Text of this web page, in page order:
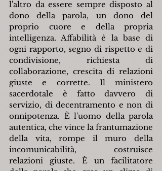
l'altro da essere sempre disposto al
dono della parola, un dono del
proprio cuore e della propria
intelligenza. Affabilità è la base di
ogni rapporto, segno di rispetto e di
condivisione, richiesta di
collaborazione, crescita di relazioni
giuste e corrette. Il ministero
sacerdotale è fatto davvero di
servizio, di decentramento e non di
onnipotenza. È l'uomo della parola
autentica, che vince la frantumazione
della vita, rompe il muro della
incomunicabilità, costruisce
relazioni giuste. È un facilitatore